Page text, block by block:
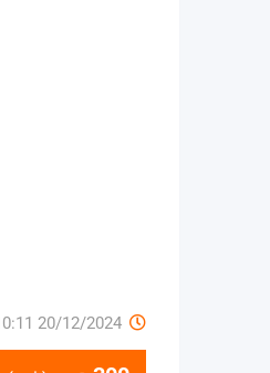
20/12/2024 10:11 مساءً